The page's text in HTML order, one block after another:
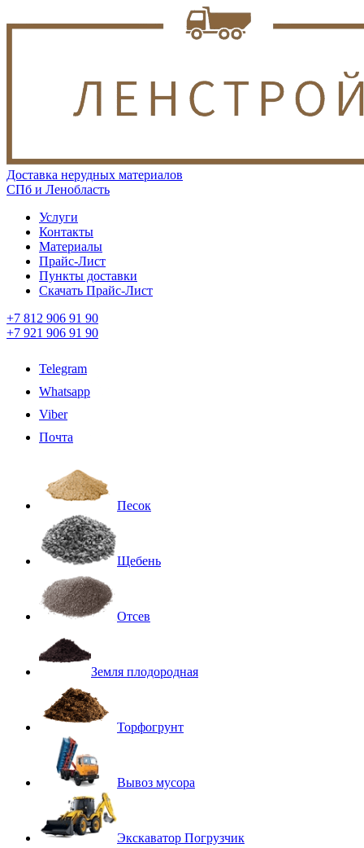
Доставка нерудных материалов
СПб и Ленобласть
Услуги
Контакты
Материалы
Прайс-Лист
Пункты доставки
Скачать Прайс-Лист
+7 812 906 91 90
+7 921 906 91 90
Telegram
Whatsapp
Viber
Почта
Песок
Щебень
Отсев
Земля плодородная
Торфогрунт
Вывоз мусора
Экскаватор Погрузчик